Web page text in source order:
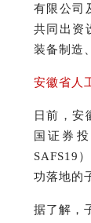
有限公司
共同出资
装备制造
安徽省人
日前，安
国证券
SAFS19
功落地的
据了解，